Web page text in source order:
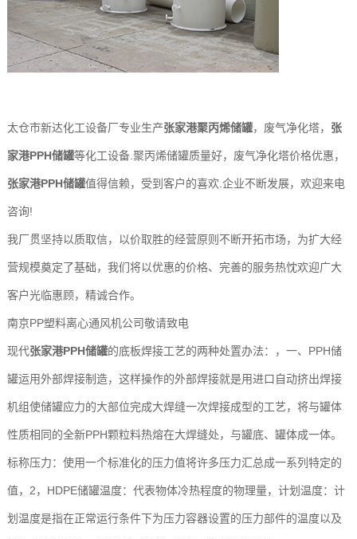
太仓市新达化工设备厂专业生产张家港聚丙烯储罐，废气净化塔， 张
家港PPH储罐等化工设备.聚丙烯储罐质量好，废气净化塔价格优惠，
张家港PPH储罐值得信赖，受到客户的喜欢.企业不断发展，欢迎来电
咨询!
我厂贯坚持以质取信，以价取胜的经营原则不断开拓市场，为扩大经
营规模奠定了基础，我们将以优惠的价格、完善的服务热忱欢迎广大
客户光临惠顾，精诚合作。
南京PP塑料离心通风机公司敬请致电
现代张家港PPH储罐的底板焊接工艺的两种处置办法：，一、PPH储
罐运用外部焊接制造，这样操作的外部焊接就是用进口自动挤出焊接
机组使储罐应力的大部位完成大焊缝一次焊接成型的工艺，将与罐体
性质相同的全新PPH颗粒料热熔在大焊缝处，与罐底、罐体成一体。
标称压力：使用一个标准化的压力值将许多压力汇总成一系列特定的
值，2，HDPE储罐温度：代表物体冷热程度的物理量，计划温度：计
划温度是指在正常运行条件下为压力容器设置的压力部件的温度以及